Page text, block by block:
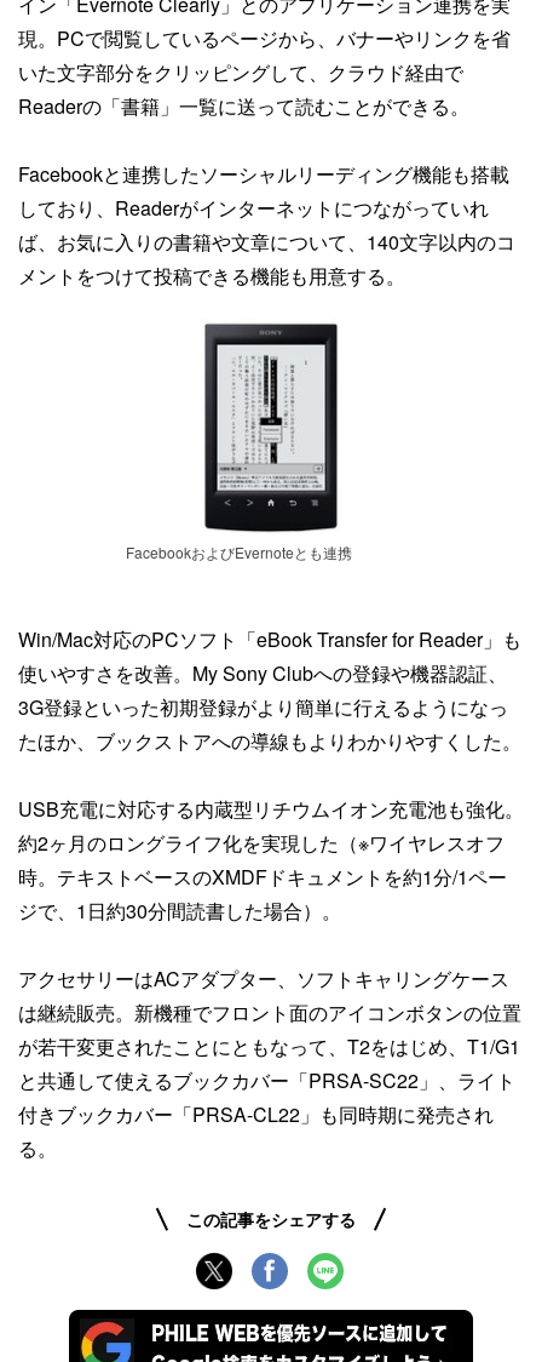
現。PCで閲覧しているページから、バナーやリンクを省
いた文字部分をクリッピングして、クラウド経由で
Readerの「書籍」一覧に送って読むことができる。
Facebookと連携したソーシャルリーディング機能も搭載
しており、Readerがインターネットにつながっていれ
ば、お気に入りの書籍や文章について、140文字以内のコ
メントをつけて投稿できる機能も用意する。
FacebookおよびEvernoteとも連携
Win/Mac対応のPCソフト「eBook Transfer for Reader」も
使いやすさを改善。My Sony Clubへの登録や機器認証、
3G登録といった初期登録がより簡単に行えるようになっ
たほか、ブックストアへの導線もよりわかりやすくした。
USB充電に対応する内蔵型リチウムイオン充電池も強化。
約2ヶ月のロングライフ化を実現した（※ワイヤレスオフ
時。テキストベースのXMDFドキュメントを約1分/1ペー
ジで、1日約30分間読書した場合）。
アクセサリーはACアダプター、ソフトキャリングケース
は継続販売。新機種でフロント面のアイコンボタンの位置
が若干変更されたことにともなって、T2をはじめ、T1/G1
と共通して使えるブックカバー「PRSA-SC22」、ライト
付きブックカバー「PRSA-CL22」も同時期に発売され
る。
この記事をシェアする